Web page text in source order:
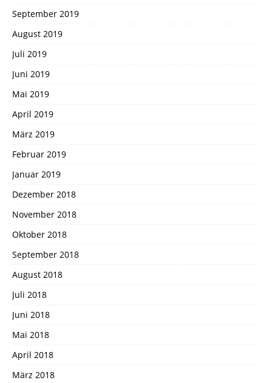
September 2019
August 2019
Juli 2019
Juni 2019
Mai 2019
April 2019
März 2019
Februar 2019
Januar 2019
Dezember 2018
November 2018
Oktober 2018
September 2018
August 2018
Juli 2018
Juni 2018
Mai 2018
April 2018
März 2018